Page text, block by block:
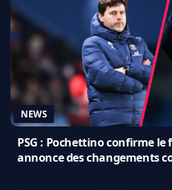
NEWS
PSG : Pochettino confirme
annonce des changements